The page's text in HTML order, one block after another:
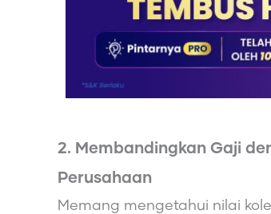
2. Membandingkan Gaji
Perusahaan
Memang mengetahui nilai